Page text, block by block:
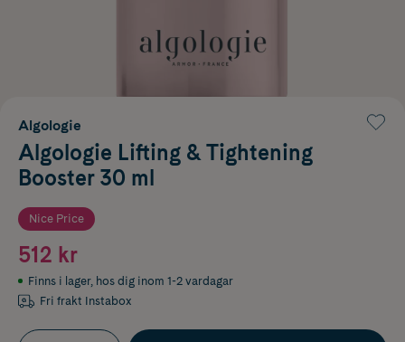
Algologie
Algologie Lifting & Tightening
Booster 30 ml
Nice Price
512 kr
Finns i lager, hos dig inom 1-2 vardagar
Fri frakt Instabox